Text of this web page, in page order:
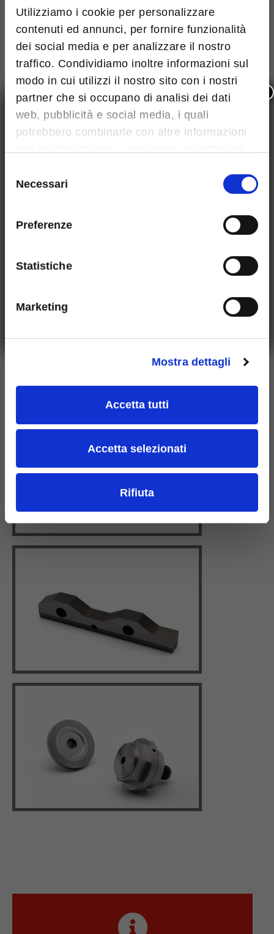
Utilizziamo i cookie per personalizzare
contenuti ed annunci, per fornire funzionalità
dei social media e per analizzare il nostro
traffico. Condividiamo inoltre informazioni sul
modo in cui utilizzi il nostro sito con i nostri
partner che si occupano di analisi dei dati
web, pubblicità e social media, i quali
potrebbero combinarle con altre informazioni
delNecessari
Preferenze
Statistiche
Marketing
Mostra dettagli
Accetta tutti
Accetta selezionati
Rifiuta
×